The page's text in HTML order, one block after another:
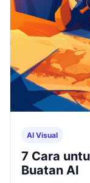
AI Visual
7 Cara
Buatan AI